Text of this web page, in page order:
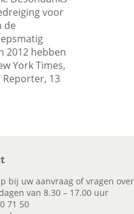
voor
de
2012 hebben
York Times,
Reporter, 13
bij uw aanvraag of vragen
van 8.30 – 17.00 uur
71 50